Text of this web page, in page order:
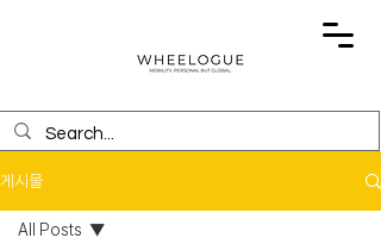
게시물
All Posts